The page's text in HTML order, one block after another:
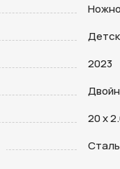
2023
20 x
Сталь